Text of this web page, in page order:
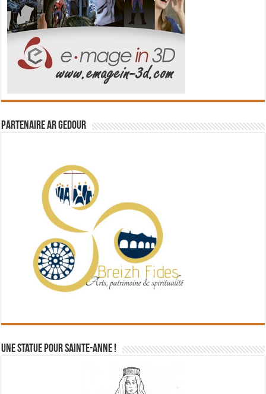
Partenaire Ar Gedour
Une statue pour Sainte-Anne !